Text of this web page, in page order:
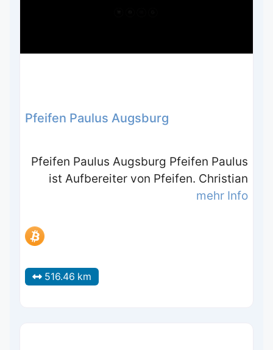
Pfeifen Paulus Augsburg
Pfeifen Paulus Augsburg Pfeifen Paulus
ist Aufbereiter von Pfeifen. Christian
mehr Info
516.46 km